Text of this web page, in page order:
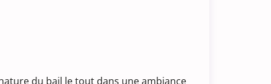
du bail le tout dans une ambiance